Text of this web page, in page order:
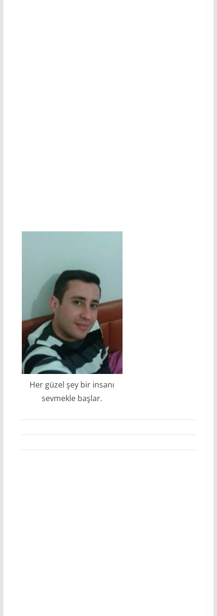
Her güzel şey bir insanı
sevmekle başlar.